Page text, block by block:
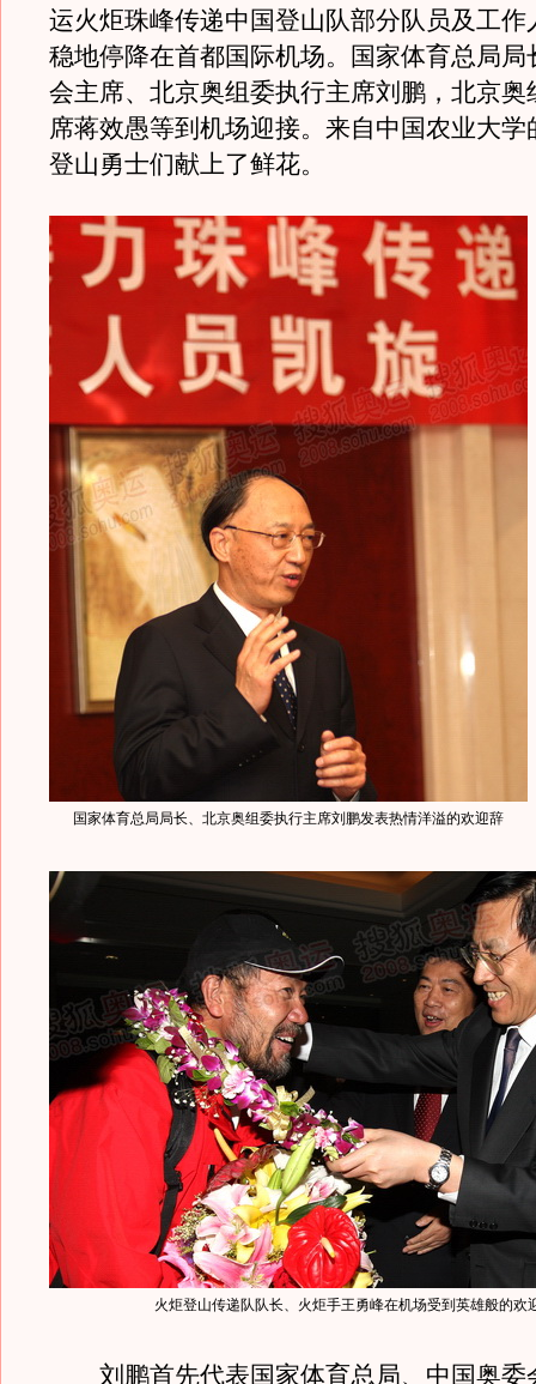
运火炬珠峰传递中国登山队部分队员及工作
稳地停降在首都国际机场。国家体育总局局
会主席、北京奥组委执行主席刘鹏，北京奥
席蒋效愚等到机场迎接。来自中国农业大学
登山勇士们献上了鲜花。
国家体育总局局长、北京奥组委执行主席刘鹏发表热情洋溢的欢迎辞
火炬登山传递队队长、火炬手王勇峰在机场受到英雄般的欢
刘鹏首先代表国家体育总局、中国奥委